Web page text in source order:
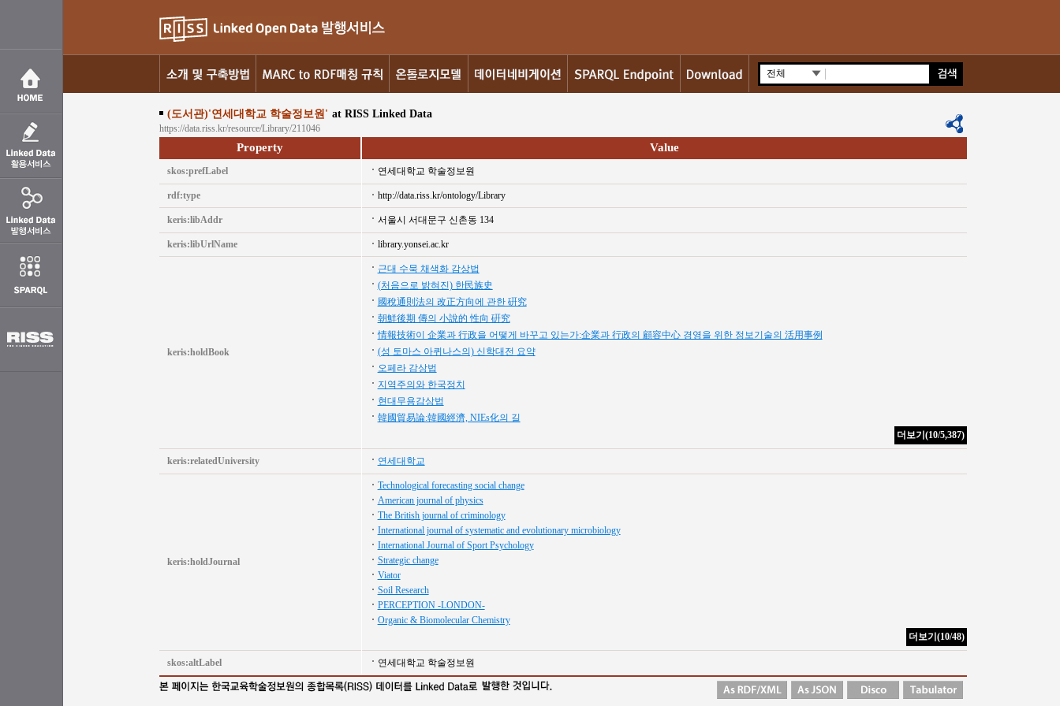
전체
(도서관)'연세대학교 학술정보원' at RISS Linked Data
https://data.riss.kr/resource/Library/211046
Property Value
skos:prefLabel 연세대학교 학술정보원
rdf:type http://data.riss.kr/ontology/Library
keris:libAddr 서울시 서대문구 신촌동 134
keris:libUrlName library.yonsei.ac.kr
keris:holdBook
근대 수묵 채색화 감상법
(처음으로 밝혀진) 한民族史
國稅通則法의 改正方向에 관한 硏究
朝鮮後期 傳의 小說的 性向 硏究
情報技術이 企業과 行政을 어떻게 바꾸고 있는가:企業과 行政의 顧容中心 경영을 위한 정보기술의 活用事例
(성 토마스 아퀴나스의) 신학대전 요약
오페라 감상법
지역주의와 한국정치
현대무용감상법
韓國貿易論:韓國經濟, NIEs化의 길
keris:relatedUniversity 연세대학교
keris:holdJournal
Technological forecasting social change
American journal of physics
The British journal of criminology
International journal of systematic and evolutionary microbiology
International Journal of Sport Psychology
Strategic change
Viator
Soil Research
PERCEPTION -LONDON-
Organic & Biomolecular Chemistry
skos:altLabel 연세대학교 학술정보원